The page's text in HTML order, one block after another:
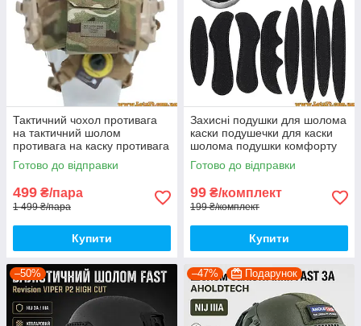
Тактичний чохол противага
на тактичний шолом
противага на каску противага
для пнб шолома каски пнв
Revision Galvion Batlskin
Готово до відправки
499 ₴/пара
1 499 ₴/пара
Купити
Захисні подушки для шолома
каски подушечки для каски
шолома подушки комфорту
для велошолома
велосипедний шолом
Готово до відправки
99 ₴/комплект
199 ₴/комплект
Купити
–50% –47% Подарунок